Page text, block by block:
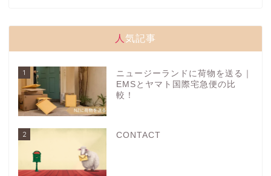
人気記事
1
ニュージーランドに荷物を送る｜
EMSとヤマト国際宅急便の比
較！
2 CONTACT